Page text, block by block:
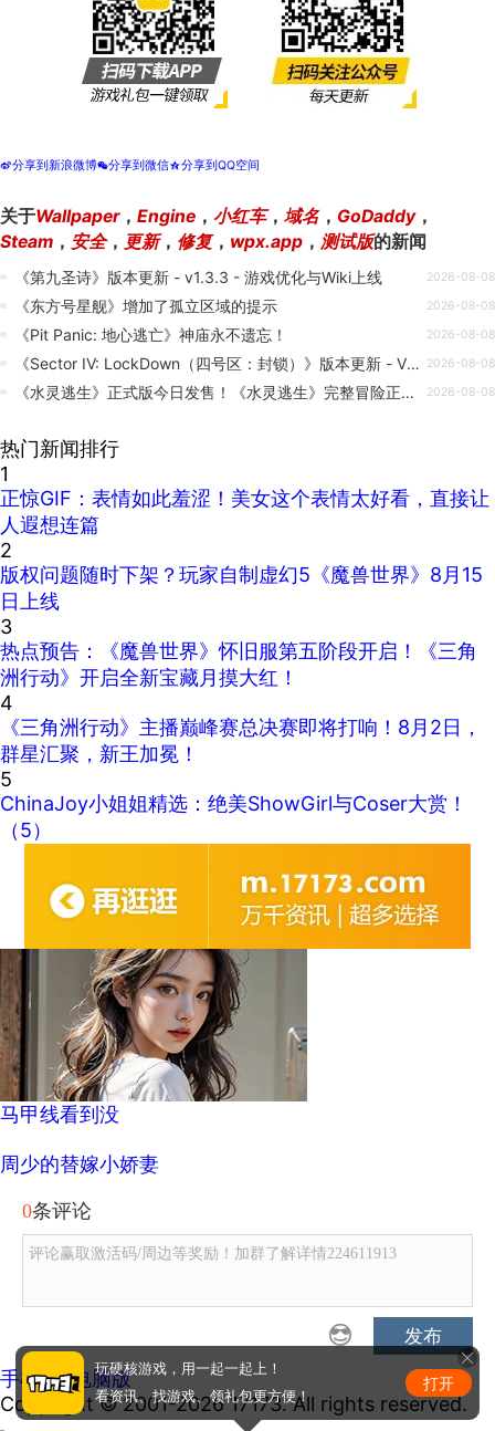
t分享到新浪微博w分享到微信z分享到QQ空间
关于Wallpaper， Engine ， 小红车， 域名， GoDaddy，
Steam ， 安全， 更新， 修复， wpx.app ， 测试版的新闻
《第九圣诗》版本更新 - v1.3.3 - 游戏优化与Wiki上线 2026-08-08
《东方号星舰》增加了孤立区域的提示 2026-08-08
《Pit Panic: 地心逃亡》神庙永不遗忘！ 2026-08-08
《Sector IV: LockDown（四号区：封锁）》版本更新 - V0.69.1 - 修复护盾拾取导致无法开枪 2026-08-08
《水灵逃生》正式版今日发售！《水灵逃生》完整冒险正式开启 2026-08-08
热门新闻排行
1
正惊GIF：表情如此羞涩！美女这个表情太好看，直接让
人遐想连篇
2
版权问题随时下架？玩家自制虚幻5《魔兽世界》8月15
日上线
3
热点预告：《魔兽世界》怀旧服第五阶段开启！《三角
洲行动》开启全新宝藏月摸大红！
4
《三角洲行动》主播巅峰赛总决赛即将打响！8月2日，
群星汇聚，新王加冕！
5
ChinaJoy小姐姐精选：绝美ShowGirl与Coser大赏！
（5）
马甲线看到没
周少的替嫁小娇妻
0条评论
评论赢取激活码/周边等奖励！加群了解详情224611913
发布
手机版|电脑版
Copyright © 2001-2026 17173. All rights reserved.
玩硬核游戏，用一起一起上！
看资讯、找游戏、领礼包更方便！
打开